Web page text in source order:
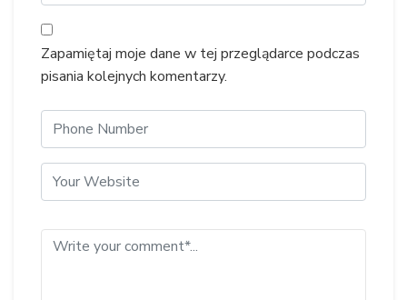
Zapamiętaj moje dane w tej przeglądarce podczas
pisania kolejnych komentarzy.